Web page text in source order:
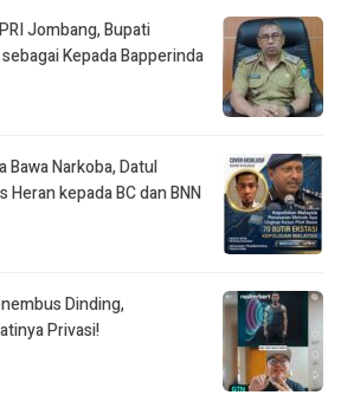
Jombang, Bupati
Kepada Bapperinda
Bawa Narkoba, Datul
kepada BC dan BNN
Dinding,
Privasi!